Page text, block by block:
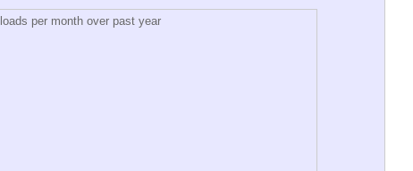
per month over past year